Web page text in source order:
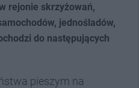
rejonie skrzyżowań,
jednośladów,
do następujących
pieszym na